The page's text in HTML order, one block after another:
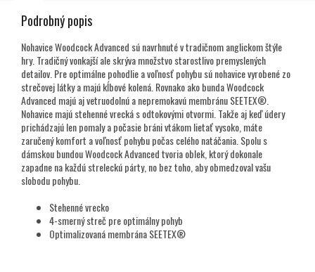
Podrobný popis
Nohavice Woodcock Advanced sú navrhnuté v tradičnom anglickom štýle
hry. Tradičný vonkajší ale skrýva množstvo starostlivo premyslených
detailov. Pre optimálne pohodlie a voľnosť pohybu sú nohavice vyrobené zo
strečovej látky a majú kĺbové kolená. Rovnako ako bunda Woodcock
Advanced majú aj vetruodolnú a nepremokavú membránu SEETEX®.
Nohavice majú stehenné vrecká s odtokovými otvormi. Takže aj keď údery
prichádzajú len pomaly a počasie bráni vtákom lietať vysoko, máte
zaručený komfort a voľnosť pohybu počas celého natáčania. Spolu s
dámskou bundou Woodcock Advanced tvoria oblek, ktorý dokonale
zapadne na každú streleckú párty, no bez toho, aby obmedzoval vašu
slobodu pohybu.
Stehenné vrecko
4-smerný streč pre optimálny pohyb
Optimalizovaná membrána SEETEX®